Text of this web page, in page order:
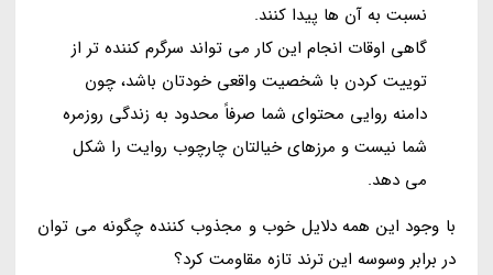
نسبت به آن ها پیدا کنند.
گاهی اوقات انجام این کار می تواند سرگرم کننده تر از
توییت کردن با شخصیت واقعی خودتان باشد، چون
دامنه روایی محتوای شما صرفاً محدود به زندگی روزمره
شما نیست و مرزهای خیالتان چارچوب روایت را شکل
می دهد.
با وجود این همه دلایل خوب و مجذوب کننده چگونه می توان
در برابر وسوسه این ترند تازه مقاومت کرد؟